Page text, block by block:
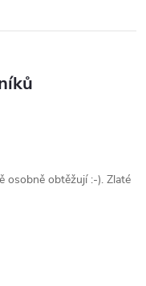
osobně obtěžují :-). Zlaté